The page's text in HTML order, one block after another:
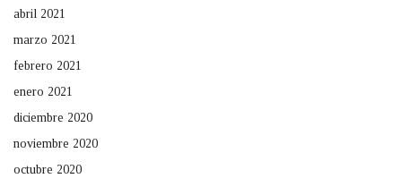
abril 2021
marzo 2021
febrero 2021
enero 2021
diciembre 2020
noviembre 2020
octubre 2020